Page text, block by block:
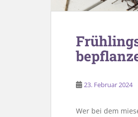
23. Februar 2024
Wer bei dem